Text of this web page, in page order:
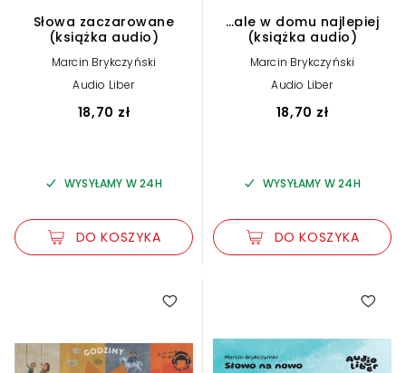
Słowa zaczarowane
(książka audio)
Marcin Brykczyński
Audio Liber
18,70 zł
WYSYŁAMY W 24H
DO KOSZYKA
…ale w domu najlepiej
(książka audio)
Marcin Brykczyński
Audio Liber
18,70 zł
WYSYŁAMY W 24H
DO KOSZYKA